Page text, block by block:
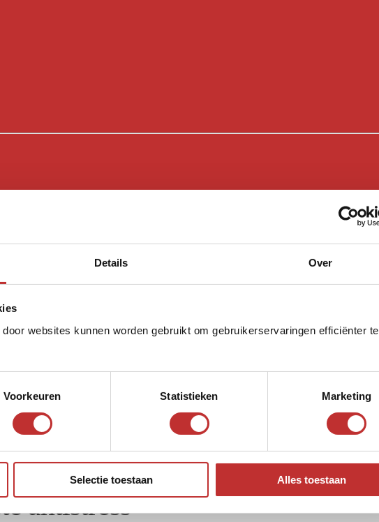
Details Over
websites kunnen worden gebruikt om gebruikerservaringen efficiënter te
Voorkeuren Statistieken Marketing
Selectie toestaan Alles toestaan
antistress